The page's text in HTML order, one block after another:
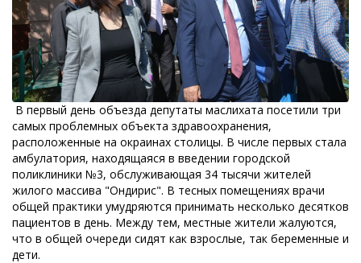
В первый день объезда депутаты маслихата посетили три
самых проблемных объекта здравоохранения,
расположенные на окраинах столицы. В числе первых стала
амбулатория, находящаяся в введении городской
поликлиники №3, обслуживающая 34 тысячи жителей
жилого массива "Ондирис". В тесных помещениях врачи
общей практики умудряются принимать несколько десятков
пациентов в день. Между тем, местные жители жалуются,
что в общей очереди сидят как взрослые, так беременные и
дети.